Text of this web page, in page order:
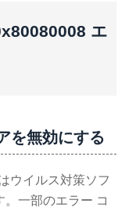
エ
を無効にする
ウイルス対策ソフ
。一部のエラー コ